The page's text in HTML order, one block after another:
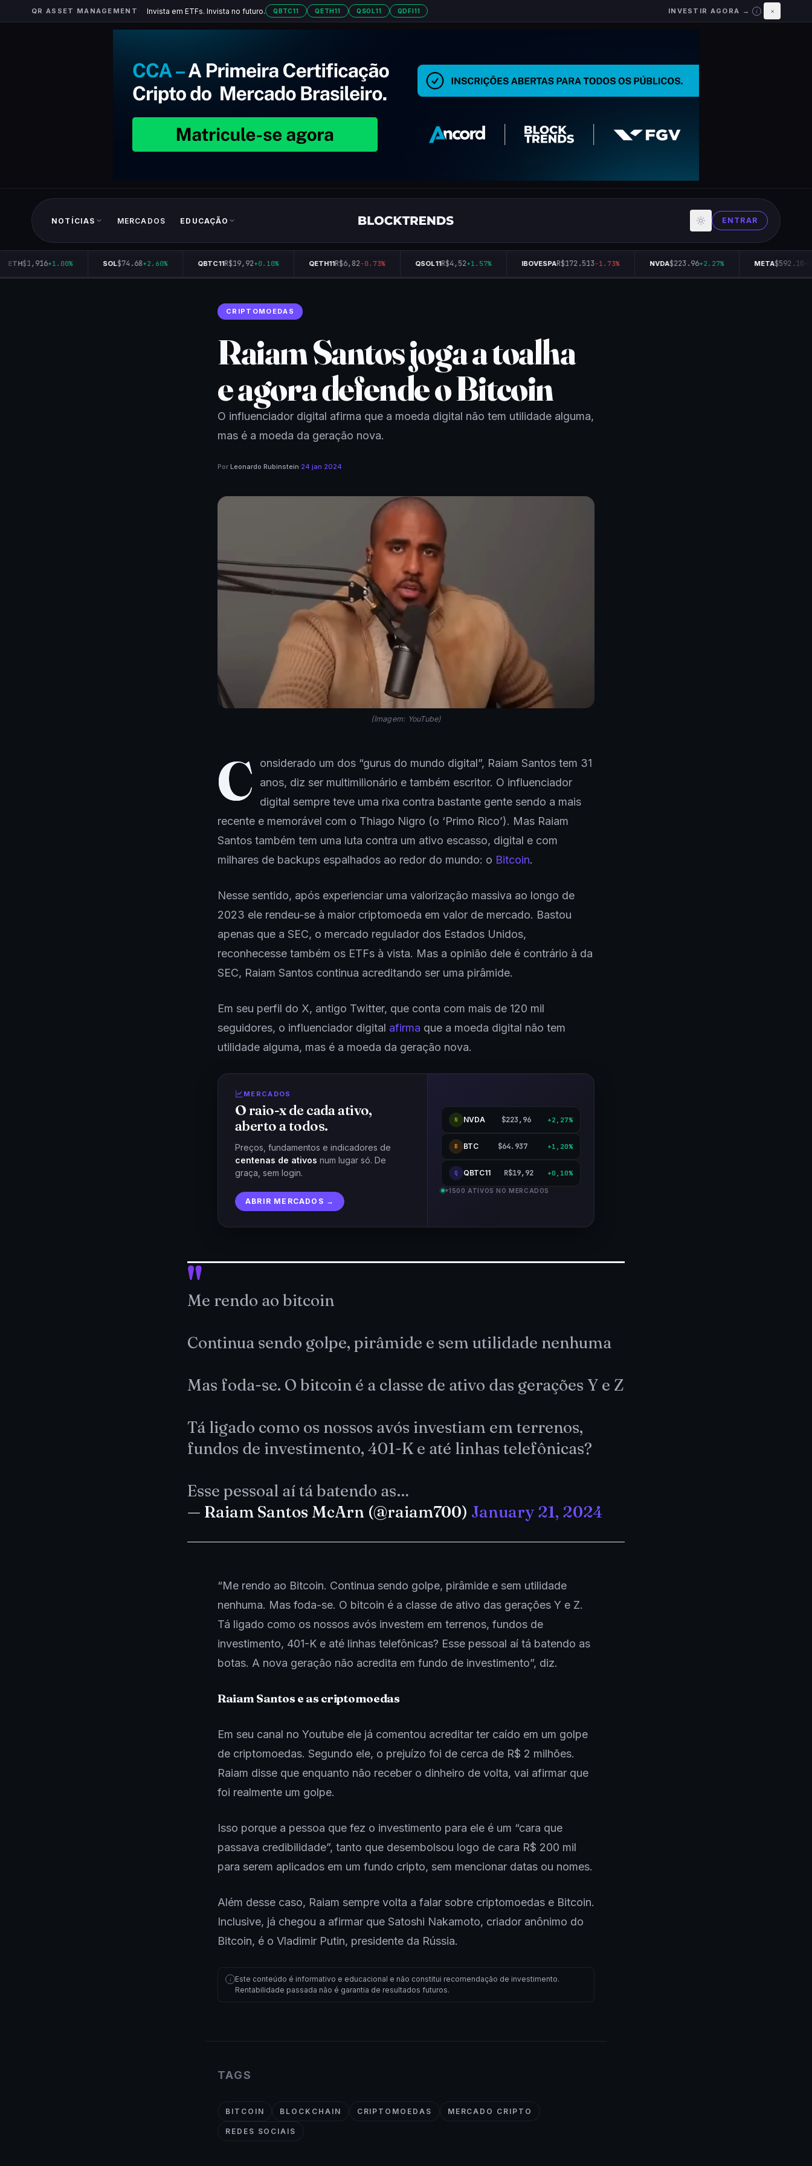
QR ASSET MANAGEMENT Invista em ETFs. Invista no futuro. QBTC11 QETH11 QSOL11 QDFI11 INVESTIR AGORA → i ×
NOTÍCIAS MERCADOS EDUCAÇÃO ENTRAR
$1,916+1.00% SOL$74.68 +2.60% QBTC11R$19,92 +0.10% QETH11R$6,82 -0.73% QSOL11R$4,52 +1.57% IBOVESPAR$172.513-1.73% NVDA$223.96 +2.27% META$592.10
CRIPTOMOEDAS
Raiam Santos joga a toalha
e agora defende o Bitcoin
O influenciador digital afirma que a moeda digital não tem utilidade alguma,
mas é a moeda da geração nova.
Por Leonardo Rubinstein·24 jan 2024
(Imagem: YouTube)
C
onsiderado um dos “gurus do mundo digital”, Raiam Santos tem 31
anos, diz ser multimilionário e também escritor. O influenciador
digital sempre teve uma rixa contra bastante gente sendo a mais
recente e memorável com o Thiago Nigro (o ‘Primo Rico’). Mas Raiam
Santos também tem uma luta contra um ativo escasso, digital e com
milhares de backups espalhados ao redor do mundo: o Bitcoin.
Nesse sentido, após experienciar uma valorização massiva ao longo de
2023 ele rendeu-se à maior criptomoeda em valor de mercado. Bastou
apenas que a SEC, o mercado regulador dos Estados Unidos,
reconhecesse também os ETFs à vista. Mas a opinião dele é contrário à da
SEC, Raiam Santos continua acreditando ser uma pirâmide.
Em seu perfil do X, antigo Twitter, que conta com mais de 120 mil
seguidores, o influenciador digital afirma que a moeda digital não tem
utilidade alguma, mas é a moeda da geração nova.
MERCADOS
O raio-x de cada ativo,
aberto a todos.
Preços, fundamentos e indicadores de
centenas de ativos num lugar só. De
graça, sem login.
ABRIR MERCADOS →
N NVDA $223,96 +2,27%
B BTC $64.937 +1,20%
Q QBTC11 R$19,92 +0,10%
+1500 ATIVOS NO MERCADOS
Me rendo ao bitcoin
Continua sendo golpe, pirâmide e sem utilidade nenhuma
Mas foda-se. O bitcoin é a classe de ativo das gerações Y e Z
Tá ligado como os nossos avós investiam em terrenos,
fundos de investimento, 401-K e até linhas telefônicas?
Esse pessoal aí tá batendo as…
— Raiam Santos McArn (@raiam700) January 21, 2024
“Me rendo ao Bitcoin. Continua sendo golpe, pirâmide e sem utilidade
nenhuma. Mas foda-se. O bitcoin é a classe de ativo das gerações Y e Z.
Tá ligado como os nossos avós investem em terrenos, fundos de
investimento, 401-K e até linhas telefônicas? Esse pessoal aí tá batendo as
botas. A nova geração não acredita em fundo de investimento”, diz.
Raiam Santos e as criptomoedas
Em seu canal no Youtube ele já comentou acreditar ter caído em um golpe
de criptomoedas. Segundo ele, o prejuízo foi de cerca de R$ 2 milhões.
Raiam disse que enquanto não receber o dinheiro de volta, vai afirmar que
foi realmente um golpe.
Isso porque a pessoa que fez o investimento para ele é um “cara que
passava credibilidade”, tanto que desembolsou logo de cara R$ 200 mil
para serem aplicados em um fundo cripto, sem mencionar datas ou nomes.
Além desse caso, Raiam sempre volta a falar sobre criptomoedas e Bitcoin.
Inclusive, já chegou a afirmar que Satoshi Nakamoto, criador anônimo do
Bitcoin, é o Vladimir Putin, presidente da Rússia.
i Este conteúdo é informativo e educacional e não constitui recomendação de investimento.
Rentabilidade passada não é garantia de resultados futuros.
TAGS
BITCOIN BLOCKCHAIN CRIPTOMOEDAS MERCADO CRIPTO
REDES SOCIAIS